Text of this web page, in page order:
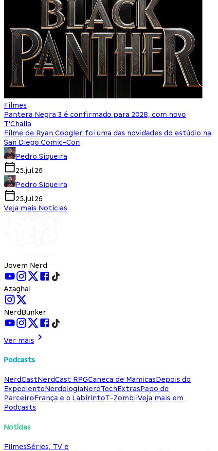
Filmes
Pantera Negra 3 é confirmado para 2028, com novo
T'Challa
Filme de Ryan Coogler foi uma das novidades do estúdio na
San Diego Comic-Con
Pedro Siqueira
25.jul.26
Pedro Siqueira
25.jul.26
Veja mais Notícias
Jovem Nerd
Azaghal
NerdBunker
Ver mais
Podcasts
NerdCastNerdCast RPGCaneca de MamicasDepois do
ExpedienteNerdologiaNerdTechExtrasPapo de
ParceiroFrança e o LabirintoT-ZombiiVeja mais em
Podcasts
Notícias
FilmesSéries, TV e